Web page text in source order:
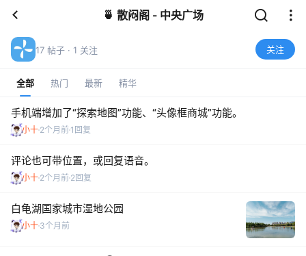
🍵 散闷阁 - 中央广场
17 帖子 · 1 关注 关注
全部 热门 最新 精华
手机端增加了“探索地图”功能、“头像框商城”功能。
小十 2个月前 1回复
评论也可带位置，或回复语音。
小十 2个月前 2回复
白龟湖国家城市湿地公园
小十 3个月前